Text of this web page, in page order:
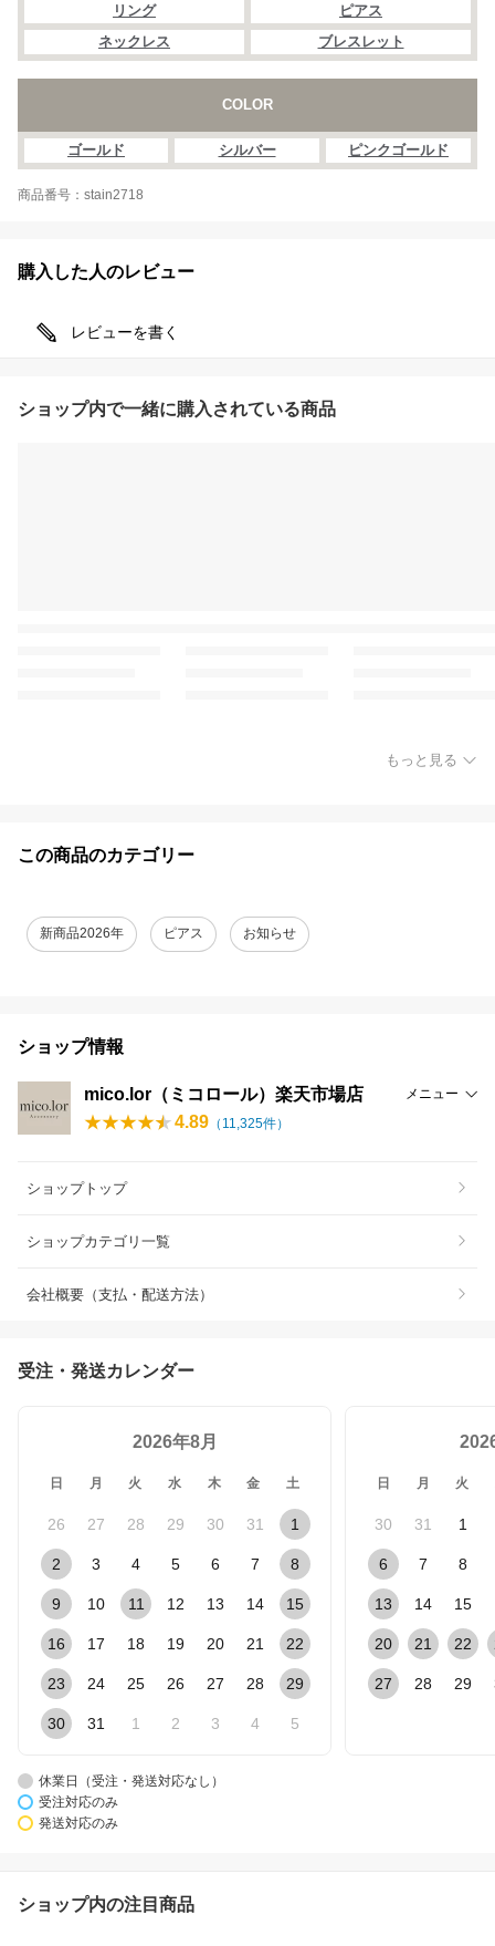
リング
ピアス
ネックレス
ブレスレット
COLOR
ゴールド シルバー ピンクゴールド
商品番号：stain2718
購入した人のレビュー
レビューを書く
ショップ内で一緒に購入されている商品
もっと見る
この商品のカテゴリー
新商品2026年 ピアス お知らせ
ショップ情報
mico.lor（ミコロール）楽天市場店 メニュー
4.89 （ 11,325件）
ショップトップ
ショップカテゴリ一覧
会社概要（支払・配送方法）
受注・発送カレンダー
2026年8月
日 月 火 水 木 金 土
26 27 28 29 30 31 1
2 3 4 5 6 7 8
9 10 11 12 13 14 15
16 17 18 19 20 21 22
23 24 25 26 27 28 29
30 31 1 2 3 4 5
日 月 火
30 31 1
6 7 8
13 14 15
20 21 22
27 28 29
休業日（受注・発送対応なし）
受注対応のみ
発送対応のみ
ショップ内の注目商品